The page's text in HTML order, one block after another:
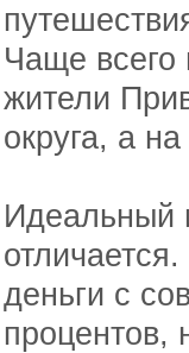
Чаще всего
жители
округа, а
Идеальный
деньги с
процентов,